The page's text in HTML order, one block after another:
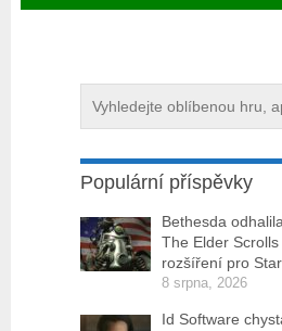
Populární příspěvky
Bethesda
The Elder Scrolls
rozšíření pro
8 srpna, 2026
Id Software